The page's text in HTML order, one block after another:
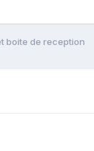
boite de reception